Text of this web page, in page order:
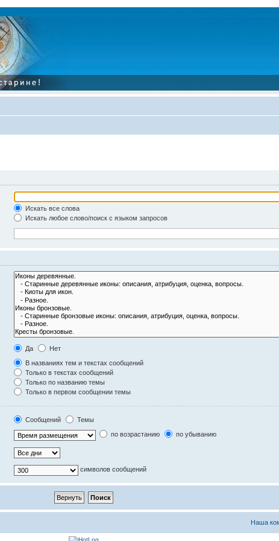
Искать все слова
Искать любое слово/поиск с языком запросов
Да
Нет
В названиях тем и текстах сообщений
Только в текстах сообщений
Только по названию темы
Только в первом сообщении темы
Сообщений
Темы
по возрастанию по убыванию
символов сообщений
Наша